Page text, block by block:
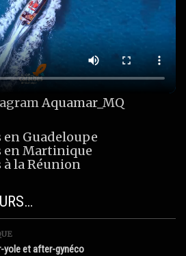
Aquamar_MQ
Guadeloupe
en Martinique
la Réunion
yole et after-gynéco